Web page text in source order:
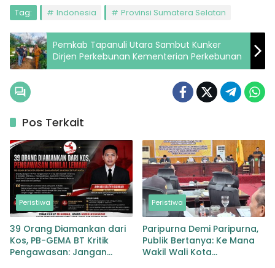
Tag: Indonesia Provinsi Sumatera Selatan
Pemkab Tapanuli Utara Sambut Kunker
Dirjen Perkebunan Kementerian Perkebunan
Pos Terkait
Peristiwa
39 Orang Diamankan dari
Kos, PB-GEMA BT Kritik
Pengawasan: Jangan
Peristiwa
Paripurna Demi Paripurna,
Publik Bertanya: Ke Mana
Wakil Wali Kota